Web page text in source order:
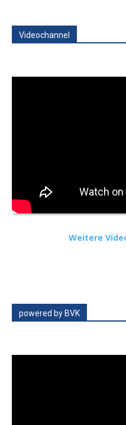
Videochannel
Weitere
powered by BVK